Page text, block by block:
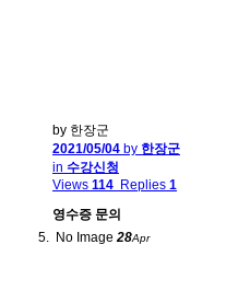
by 한장군
2021/05/04 by 한장군
in 수강신청
Views 114 Replies 1
영수증 문의
No Image 28Apr